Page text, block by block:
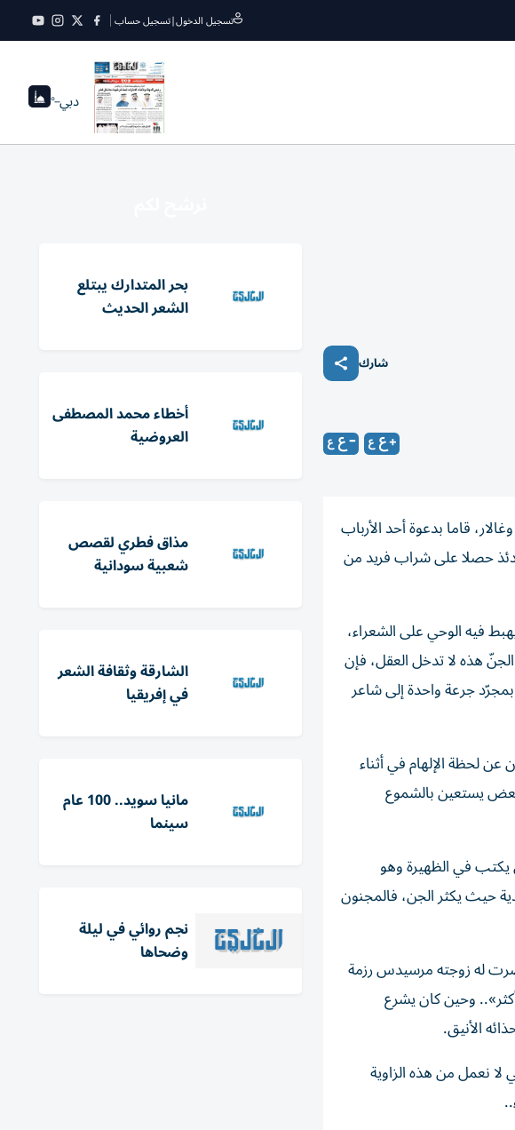
تسجيل الدخول|تسجيل حساب
دبي--°
شارك
قاما بدعوة أحد الأرباب
حصلا على شراب فريد من
فيه الوحي على الشعراء،
هذه لا تدخل العقل، فإن
جرعة واحدة إلى شاعر
لحظة الإلهام في أثناء
يستعين بالشموع
يكتب في الظهيرة وهو
حيث يكثر الجن، فالمجنون
له زوجته مرسيدس رزمة
وحين كان يشرع
الأنيق.
نعمل من هذه الزاوية
بحر المتدارك يبتلع
الشعر الحديث
أخطاء محمد المصطفى
العروضية
مذاق فطري لقصص
شعبية سودانية
الشارقة وثقافة الشعر
في إفريقيا
مانيا سويد.. 100 عام
سينما
نجم روائي في ليلة
وضحاها